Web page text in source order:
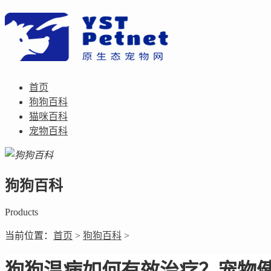
首页
狗狗百科
猫咪百科
宠物百科
狗狗百科
Products
当前位置： 首页 > 狗狗百科 >